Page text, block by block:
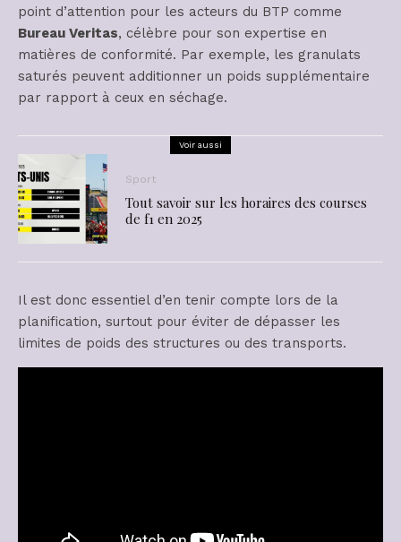
point d’attention pour les acteurs du BTP comme
Bureau Veritas, célèbre pour son expertise en
matières de conformité. Par exemple, les granulats
saturés peuvent additionner un poids supplémentaire
par rapport à ceux en séchage.
Voir aussi
Sport
Tout savoir sur les horaires des courses
de f1 en 2025
Il est donc essentiel d’en tenir compte lors de la
planification, surtout pour éviter de dépasser les
limites de poids des structures ou des transports.